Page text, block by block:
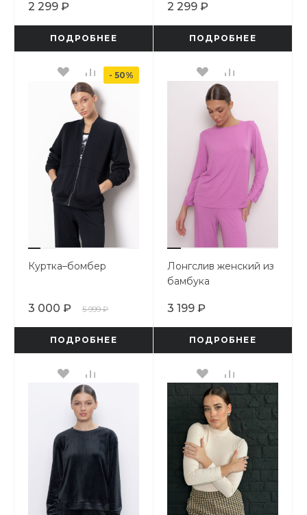
2 299 ₽
ПОДРОБНЕЕ
2 299 ₽
ПОДРОБНЕЕ
Куртка–бомбер
3 000 ₽ 5 999 ₽
- 50%
ПОДРОБНЕЕ
Лонгслив женский из
бамбука
3 199 ₽
ПОДРОБНЕЕ